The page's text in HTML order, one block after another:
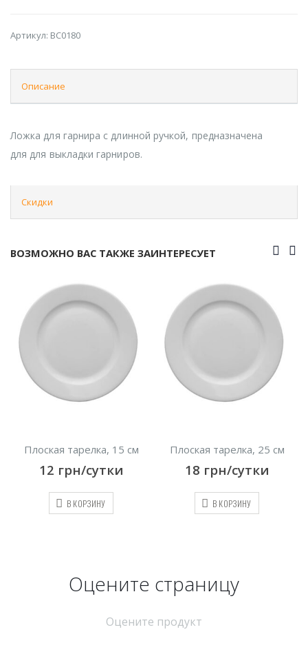
Артикул: BC0180
Описание
Ложка для гарнира с длинной ручкой, предназначена
для для выкладки гарниров.
Скидки
ВОЗМОЖНО ВАС ТАКЖЕ ЗАИНТЕРЕСУЕТ
15 см Плоская тарелка, 25 см
18грн/сутки
Плоская
12грн/
Оцените страницу
Оцените продукт